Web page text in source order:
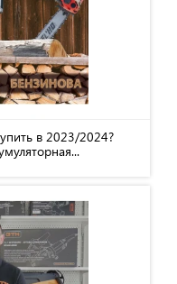
в 2023/2024?